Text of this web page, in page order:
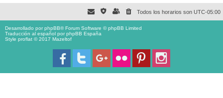
Todos los horarios son UTC-05:00
Desarrollado porphpBB® Forum Software © phpBB Limited
Traducción al español porphpBB España
Style proflat © 2017 Mazeltof